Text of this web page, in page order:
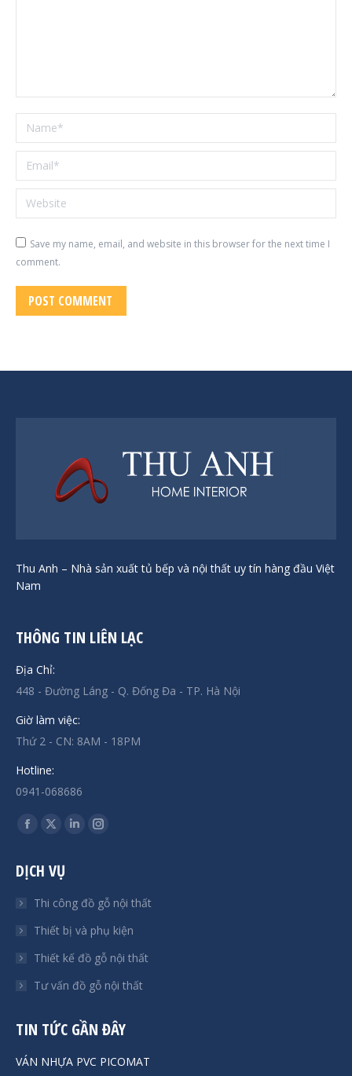
Name *
Email *
Website
Save my name, email, and website in this browser for the next time I
comment.
POST COMMENT
Thu Anh – Nhà sản xuất tủ bếp và nội thất uy tín hàng đầu Việt
Nam
THÔNG TIN LIÊN LẠC
Địa Chỉ:
448 - Đường Láng - Q. Đống Đa - TP. Hà Nội
Giờ làm việc:
Thứ 2 - CN: 8AM - 18PM
Hotline:
0941-068686
Find us on:
Facebook
opens
window
X
opens
window
Linkedin
new
window
Instagram
new
window
DỊCH VỤ
Thi công đồ gỗ nội thất
Thiết bị và phụ kiện
Thiết kế đồ gỗ nội thất
Tư vấn đồ gỗ nội thất
TIN TỨC GẦN ĐÂY
VÁN NHỰA PVC PICOMAT